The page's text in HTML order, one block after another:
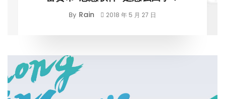
By Rain 2018 年 5 月 27 日